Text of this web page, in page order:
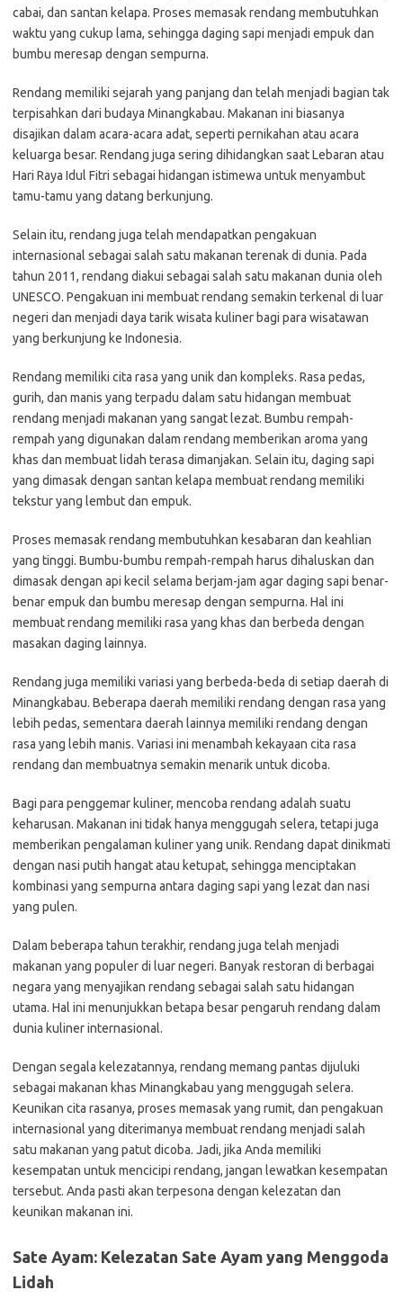
cabai, dan santan kelapa. Proses memasak rendang membutuhkan
waktu yang cukup lama, sehingga daging sapi menjadi empuk dan
bumbu meresap dengan sempurna.
Rendang memiliki sejarah yang panjang dan telah menjadi bagian tak
terpisahkan dari budaya Minangkabau. Makanan ini biasanya
disajikan dalam acara-acara adat, seperti pernikahan atau acara
keluarga besar. Rendang juga sering dihidangkan saat Lebaran atau
Hari Raya Idul Fitri sebagai hidangan istimewa untuk menyambut
tamu-tamu yang datang berkunjung.
Selain itu, rendang juga telah mendapatkan pengakuan
internasional sebagai salah satu makanan terenak di dunia. Pada
tahun 2011, rendang diakui sebagai salah satu makanan dunia oleh
UNESCO. Pengakuan ini membuat rendang semakin terkenal di luar
negeri dan menjadi daya tarik wisata kuliner bagi para wisatawan
yang berkunjung ke Indonesia.
Rendang memiliki cita rasa yang unik dan kompleks. Rasa pedas,
gurih, dan manis yang terpadu dalam satu hidangan membuat
rendang menjadi makanan yang sangat lezat. Bumbu rempah-
rempah yang digunakan dalam rendang memberikan aroma yang
khas dan membuat lidah terasa dimanjakan. Selain itu, daging sapi
yang dimasak dengan santan kelapa membuat rendang memiliki
tekstur yang lembut dan empuk.
Proses memasak rendang membutuhkan kesabaran dan keahlian
yang tinggi. Bumbu-bumbu rempah-rempah harus dihaluskan dan
dimasak dengan api kecil selama berjam-jam agar daging sapi benar-
benar empuk dan bumbu meresap dengan sempurna. Hal ini
membuat rendang memiliki rasa yang khas dan berbeda dengan
masakan daging lainnya.
Rendang juga memiliki variasi yang berbeda-beda di setiap daerah di
Minangkabau. Beberapa daerah memiliki rendang dengan rasa yang
lebih pedas, sementara daerah lainnya memiliki rendang dengan
rasa yang lebih manis. Variasi ini menambah kekayaan cita rasa
rendang dan membuatnya semakin menarik untuk dicoba.
Bagi para penggemar kuliner, mencoba rendang adalah suatu
keharusan. Makanan ini tidak hanya menggugah selera, tetapi juga
memberikan pengalaman kuliner yang unik. Rendang dapat dinikmati
dengan nasi putih hangat atau ketupat, sehingga menciptakan
kombinasi yang sempurna antara daging sapi yang lezat dan nasi
yang pulen.
Dalam beberapa tahun terakhir, rendang juga telah menjadi
makanan yang populer di luar negeri. Banyak restoran di berbagai
negara yang menyajikan rendang sebagai salah satu hidangan
utama. Hal ini menunjukkan betapa besar pengaruh rendang dalam
dunia kuliner internasional.
Dengan segala kelezatannya, rendang memang pantas dijuluki
sebagai makanan khas Minangkabau yang menggugah selera.
Keunikan cita rasanya, proses memasak yang rumit, dan pengakuan
internasional yang diterimanya membuat rendang menjadi salah
satu makanan yang patut dicoba. Jadi, jika Anda memiliki
kesempatan untuk mencicipi rendang, jangan lewatkan kesempatan
tersebut. Anda pasti akan terpesona dengan kelezatan dan
keunikan makanan ini.
Sate Ayam: Kelezatan Sate Ayam yang Menggoda
Lidah